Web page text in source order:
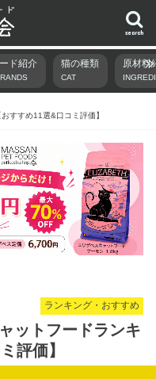
search
ド紹介 猫の種類
CAT
原材料
すすめ11選&口コミ評価】
ランキング・おすすめ
ットフードランキ
評価】